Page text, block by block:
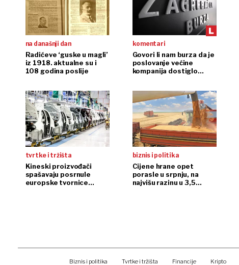
na današnji dan
Radićeve ‘guske u magli’
iz 1918. aktualne su i
108 godina poslije
komentari
Govori li nam burza da je
poslovanje većine
kompanija dostiglo
tvrtke i tržišta
Kineski proizvođači
spašavaju posrnule
europske tvornice
biznis i politika
Cijene hrane opet
porasle u srpnju, na
najvišu razinu u 3,5
Biznis i politika Tvrtke i tržišta Financije Kripto